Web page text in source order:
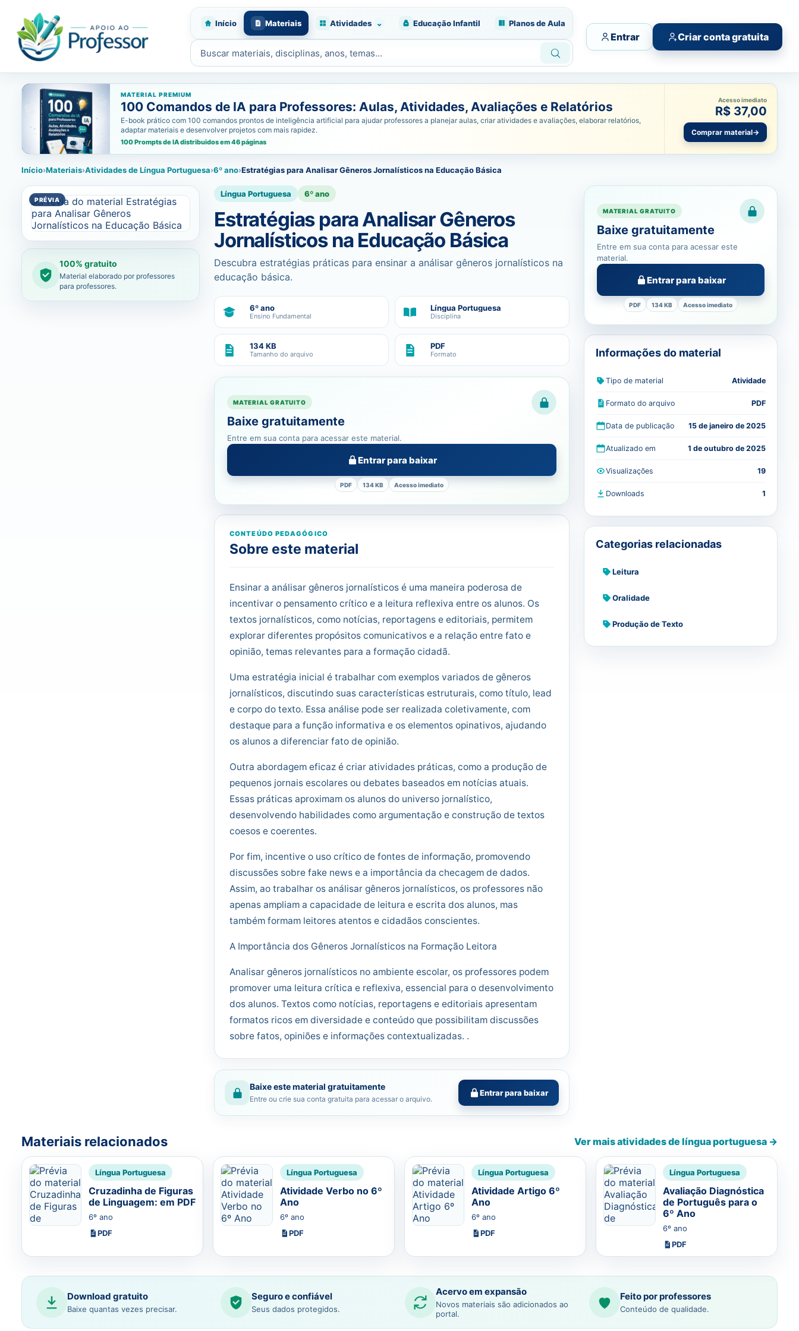
Início Materiais Atividades ⌄ Educação Infantil Planos de Aula
Buscar materiais
Entrar Criar conta gratuita
MATERIAL PREMIUM
100 Comandos de IA para Professores: Aulas, Atividades, Avaliações e Relatórios
E-book prático com 100 comandos prontos de inteligência artificial para ajudar professores a planejar aulas, criar atividades e avaliações, elaborar relatórios,
adaptar materiais e desenvolver projetos com mais rapidez.
100 Prompts de IA distribuidos em 46 páginas
Acesso imediato
R$ 37,00
Comprar material→
Início›Materiais›Atividades de Língua Portuguesa›6º ano›Estratégias para Analisar Gêneros Jornalísticos na Educação Básica
100% gratuito
Material elaborado por professores
para professores.
Língua Portuguesa 6º ano
Estratégias para Analisar Gêneros
Jornalísticos na Educação Básica
Descubra estratégias práticas para ensinar a análisar gêneros jornalísticos na
educação básica.
6º ano
Ensino Fundamental
Língua Portuguesa
Disciplina
134 KB
Tamanho do arquivo
PDF
Formato
MATERIAL GRATUITO
Baixe gratuitamente
Entre em sua conta para acessar este material.
Entrar para baixar
PDF 134 KB Acesso imediato
CONTEÚDO PEDAGÓGICO
Sobre este material
Ensinar a análisar gêneros jornalísticos é uma maneira poderosa de
incentivar o pensamento crítico e a leitura reflexiva entre os alunos. Os
textos jornalísticos, como notícias, reportagens e editoriais, permitem
explorar diferentes propósitos comunicativos e a relação entre fato e
opinião, temas relevantes para a formação cidadã.
Uma estratégia inicial é trabalhar com exemplos variados de gêneros
jornalísticos, discutindo suas características estruturais, como título, lead
e corpo do texto. Essa análise pode ser realizada coletivamente, com
destaque para a função informativa e os elementos opinativos, ajudando
os alunos a diferenciar fato de opinião.
Outra abordagem eficaz é criar atividades práticas, como a produção de
pequenos jornais escolares ou debates baseados em notícias atuais.
Essas práticas aproximam os alunos do universo jornalístico,
desenvolvendo habilidades como argumentação e construção de textos
coesos e coerentes.
Por fim, incentive o uso crítico de fontes de informação, promovendo
discussões sobre fake news e a importância da checagem de dados.
Assim, ao trabalhar os análisar gêneros jornalísticos, os professores não
apenas ampliam a capacidade de leitura e escrita dos alunos, mas
também formam leitores atentos e cidadãos conscientes.
A Importância dos Gêneros Jornalísticos na Formação Leitora
Analisar gêneros jornalísticos no ambiente escolar, os professores podem
promover uma leitura crítica e reflexiva, essencial para o desenvolvimento
dos alunos. Textos como notícias, reportagens e editoriais apresentam
formatos ricos em diversidade e conteúdo que possibilitam discussões
sobre fatos, opiniões e informações contextualizadas. .
Baixe este material gratuitamente
Entre ou crie sua conta gratuita para acessar o arquivo.
Entrar para baixar
MATERIAL GRATUITO
Baixe gratuitamente
Entre em sua conta para acessar este
material.
Entrar para baixar
PDF 134 KB Acesso imediato
Informações do material
Tipo de material Atividade
Formato do arquivo PDF
Data de publicação 15 de janeiro de 2025
Atualizado em 1 de outubro de 2025
Visualizações 19
Downloads 1
Categorias relacionadas
Leitura
Oralidade
Produção de Texto
Materiais relacionados Ver mais atividades de língua portuguesa →
Língua Portuguesa
Cruzadinha de Figuras
de Linguagem: em PDF
6º ano
PDF
Língua Portuguesa
Atividade Verbo no 6º
Ano
6º ano
PDF
Língua Portuguesa
Atividade Artigo 6º
Ano
6º ano
PDF
Língua Portuguesa
Avaliação Diagnóstica
de Português para o
6º Ano
6º ano
PDF
Download gratuito
Baixe quantas vezes precisar.
Seguro e confiável
Seus dados protegidos.
Acervo em expansão
Novos materiais são adicionados ao
portal.
Feito por professores
Conteúdo de qualidade.